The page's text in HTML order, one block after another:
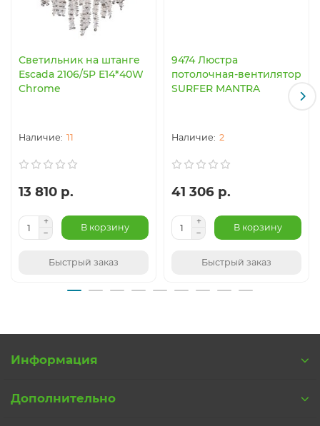
Светильник на штанге
Escada 2106/5P E14*40W
Chrome
11
13 810 р.
В корзину
Быстрый заказ
9474 Люстра
потолочная-вентилятор
SURFER MANTRA
2
41 306 р.
В корзину
Быстрый заказ
Информация
Дополнительно